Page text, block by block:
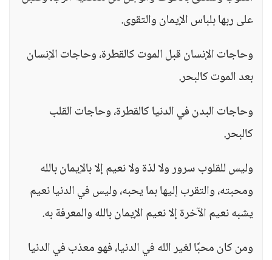
على ربها بلباس الإيمان والتقوى.
وحاجات الإنسان قبل الموت كالقطرة، وحاجات الإنسان
بعد الموت كالبحر.
وحاجات البدن في الدنيا كالقطرة، وحاجات القلب
كالبحر.
وليس للقلوب سرور ولا لذة ولا نعيم إلا بالإيمان بالله
ومحبته، والتقرب إليها بما يحبه، وليس في الدنيا نعيم
يشبه نعيم الآخرة إلا نعيم الإيمان بالله والمعرفة به.
ومن كان محبًا لغير الله في الدنيا، فهو معذب في الدنيا